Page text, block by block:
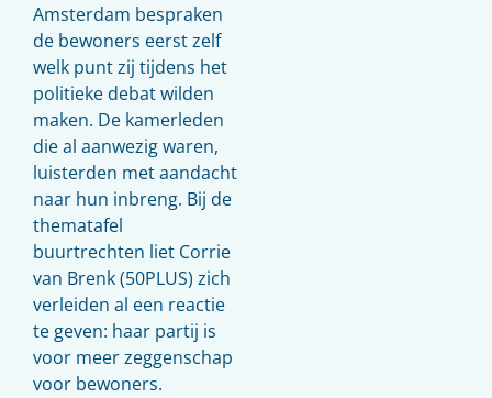
Amsterdam bespraken
de bewoners eerst zelf
welk punt zij tijdens het
politieke debat wilden
maken. De kamerleden
die al aanwezig waren,
luisterden met aandacht
naar hun inbreng. Bij de
thematafel
buurtrechten liet Corrie
van Brenk (50PLUS) zich
verleiden al een reactie
te geven: haar partij is
voor meer zeggenschap
voor bewoners.